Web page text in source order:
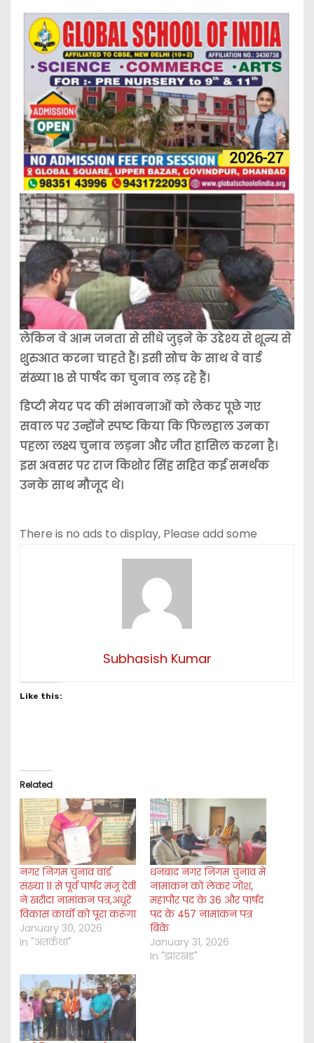
लेकिन वे आम जनता से सीधे जुड़ने के उद्देश्य से शून्य से
शुरुआत करना चाहते हैं। इसी सोच के साथ वे वार्ड
संख्या 18 से पार्षद का चुनाव लड़ रहे हैं।
डिप्टी मेयर पद की संभावनाओं को लेकर पूछे गए
सवाल पर उन्होंने स्पष्ट किया कि फिलहाल उनका
पहला लक्ष्य चुनाव लड़ना और जीत हासिल करना है।
इस अवसर पर राज किशोर सिंह सहित कई समर्थक
उनके साथ मौजूद थे।
There is no ads to display, Please add some
Subhasish Kumar
Like this:
Related
नगर निगम चुनाव वार्ड
संख्या 11 से पूर्व पार्षद मंजू देवी
ने खरीदा नामांकन पत्र,अधूरे
विकास कार्यों को पूरा करूंगा
January 30, 2026
In "अंतर्कथा"
धनबाद नगर निगम चुनाव में
नामांकन को लेकर जोश,
महापौर पद के 36 और पार्षद
पद के 457 नामांकन पत्र
बिके
January 31, 2026
In "झारखंड"